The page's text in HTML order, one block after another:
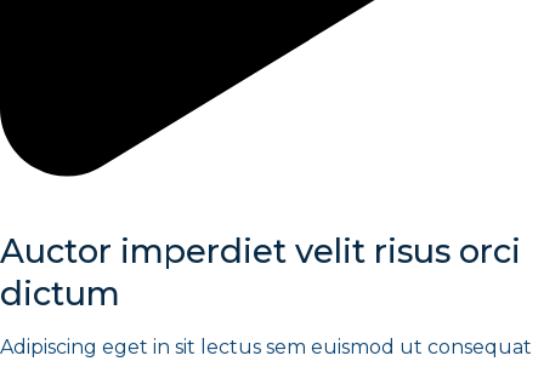
Auctor imperdiet velit risus orci
dictum
Adipiscing eget in sit lectus sem euismod ut consequat